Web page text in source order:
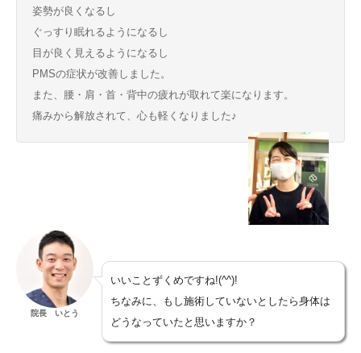
姿勢が良くなるし
ぐっすり眠れるようになるし
目が良く見えるようになるし
PMSの症状が改善しました。
また、腰・肩・首・背中の疲れが取れて楽になります。
痛みから解放されて、心も軽くなりました♪
院長 いとう
いいことずくめですね!(^^)!
ちなみに、もし施術していないとしたら身体は
どうなっていたと思いますか？